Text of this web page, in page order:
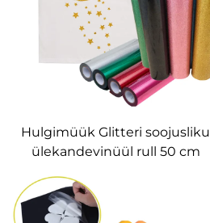
Hulgimüük Glitteri soojusliku
ülekandevinüül rull 50 cm
kottidele ja käsitöödele